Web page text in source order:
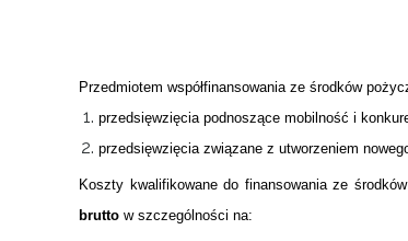
Zasoby
Kontakt
Przedmiotem współfinansowania ze środków
przedsięwzięcia podnoszące mobilność i
przedsięwzięcia związane z utworzeniem
Koszty kwalifikowane do finansowania ze
brutto w szczególności na: